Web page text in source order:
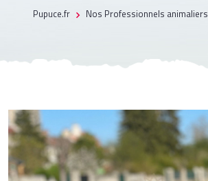
Pupuce.fr Nos Professionnels animaliers